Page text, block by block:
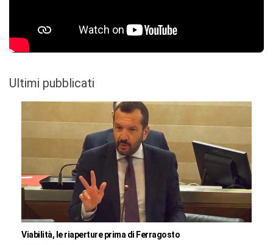
Ultimi pubblicati
Viabilità, le riaperture prima di Ferragosto